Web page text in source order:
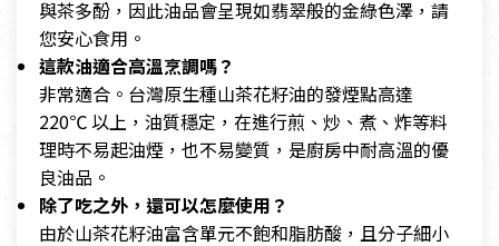
與茶多酚，因此油品會呈現如翡翠般的金綠色澤，請
您安心食用。
這款油適合高溫烹調嗎？
非常適合。台灣原生種山茶花籽油的發煙點高達
220℃ 以上，油質穩定，在進行煎、炒、煮、炸等料
理時不易起油煙，也不易變質，是廚房中耐高溫的優
良油品。
除了吃之外，還可以怎麼使用？
由於山茶花籽油富含單元不飽和脂肪酸，且分子細小